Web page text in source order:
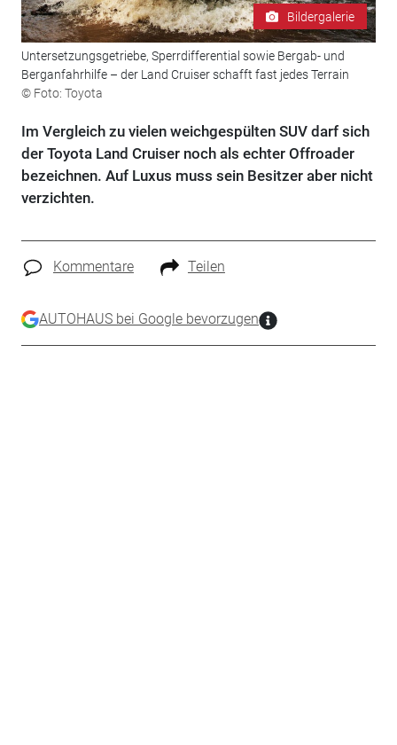
Bildergalerie
Untersetzungsgetriebe, Sperrdifferential sowie Bergab- und
Berganfahrhilfe – der Land Cruiser schafft fast jedes Terrain
© Foto: Toyota
Im Vergleich zu vielen weichgespülten SUV darf sich
der Toyota Land Cruiser noch als echter Offroader
bezeichnen. Auf Luxus muss sein Besitzer aber nicht
verzichten.
Kommentare Teilen
AUTOHAUS bei Google bevorzugen